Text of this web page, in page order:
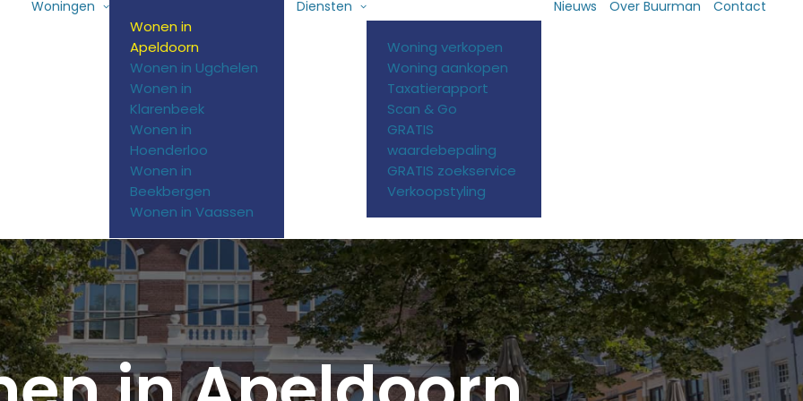
Woningen
Wonen in
Apeldoorn
Wonen in Ugchelen
Wonen in
Klarenbeek
Wonen in
Hoenderloo
Wonen in
Beekbergen
Wonen in Vaassen
Diensten
Woning verkopen
Woning aankopen
Taxatierapport
Scan & Go
GRATIS
waardebepaling
GRATIS zoekservice
Verkoopstyling
Nieuws Over Buurman Contact